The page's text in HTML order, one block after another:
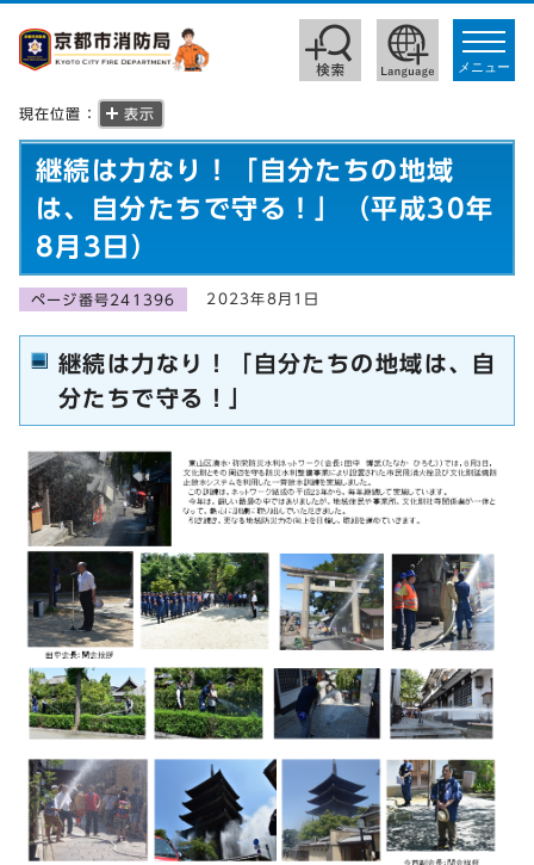
toggle
メニュー
現在位置： 表示
継続は力なり！「自分たちの地域
は、自分たちで守る！」（平成30年
8月3日）
ページ番号241396 2023年8月1日
継続は力なり！「自分たちの地域は、自
分たちで守る！」